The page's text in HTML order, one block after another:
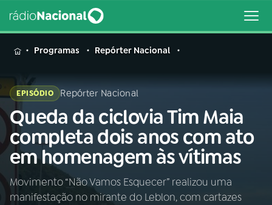
MENU
Buscar
na
Rádio
Nacional
Buscar
AO VIVO
Programas Repórter Nacional
EPISÓDIO Repórter Nacional
Queda da ciclovia Tim Maia
completa dois anos com ato
em homenagem às vítimas
Movimento “Não Vamos Esquecer” realizou uma
manifestação no mirante do Leblon, com cartazes